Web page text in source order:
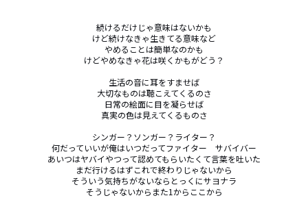
続けるだけじゃ意味はないかも
けど続けなきゃ生きてる意味など
やめることは簡単なのかも
けどやめなきゃ花は咲くかもがどう？
生活の音に耳をすませば
大切なものは聴こえてくるのさ
日常の絵面に目を凝らせば
真実の色は見えてくるものさ
シンガー？ソンガー？ライター？
何だっていいが俺はいつだってファイター　サバイバー
あいつはヤバイやつって認めてもらいたくて言葉を吐いた
まだ行けるはずこれで終わりじゃないから
そういう気持ちがないならとっくにサヨナラ
そうじゃないからまた1からここから